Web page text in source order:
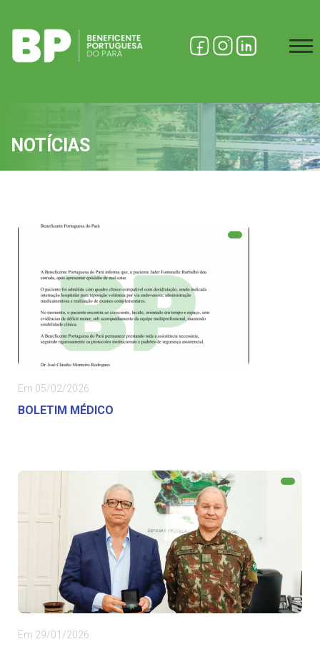
NOTÍCIAS
Em 05/02/2026
BOLETIM MÉDICO
Em 29/01/2026